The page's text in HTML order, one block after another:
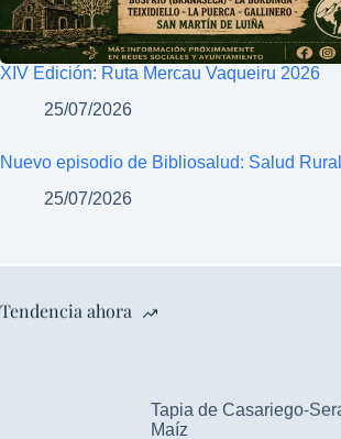
XIV Edición: Ruta Mercau Vaqueiru 2026
25/07/2026
Nuevo episodio de Bibliosalud: Salud
25/07/2026
Tendencia ahora
Tapia de Casariego-
Maíz